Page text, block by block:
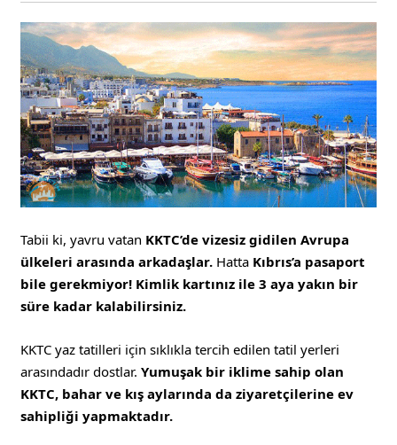
Tabii ki, yavru vatan KKTC’de vizesiz gidilen Avrupa
ülkeleri arasında arkadaşlar. Hatta Kıbrıs’a pasaport
bile gerekmiyor! Kimlik kartınız ile 3 aya yakın bir
süre kadar kalabilirsiniz.
KKTC yaz tatilleri için sıklıkla tercih edilen tatil yerleri
arasındadır dostlar.Yumuşak bir iklime sahip olan
KKTC, bahar ve kış aylarında da ziyaretçilerine ev
sahipliği yapmaktadır.